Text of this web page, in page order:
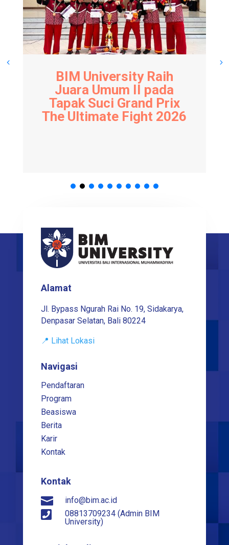
BIM University Raih
Juara Umum II pada
Tapak Suci Grand Prix
The Ultimate Fight 2026
Alamat
Jl. Bypass Ngurah Rai No. 19, Sidakarya,
Denpasar Selatan, Bali 80224
📍 Lihat Lokasi
Navigasi
Pendaftaran
Program
Beasiswa
Berita
Karir
Kontak
Kontak
 info@bim.ac.id

08813709234 (Admin BIM
University)